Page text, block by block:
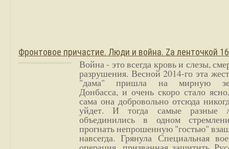
Фронтовое причастие. Люди и война. Zа ленточкой
Война - это всегда кровь и слезы,
разрушения. Весной 2014-го эта
"дама" пришла на мирную
Донбасса, и очень скоро стало
сама она добровольно отсюда
уйдет. И тогда самые разные
объединились в одном
прогнать непрошенную "гостью"
навсегда. Грянула Специальная